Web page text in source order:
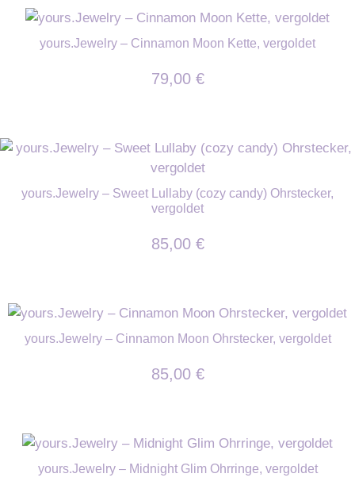
yours.Jewelry – Cinnamon Moon Kette, vergoldet
79,00 €
yours.Jewelry – Sweet Lullaby (cozy candy) Ohrstecker,
vergoldet
85,00 €
yours.Jewelry – Cinnamon Moon Ohrstecker, vergoldet
85,00 €
yours.Jewelry – Midnight Glim Ohrringe, vergoldet